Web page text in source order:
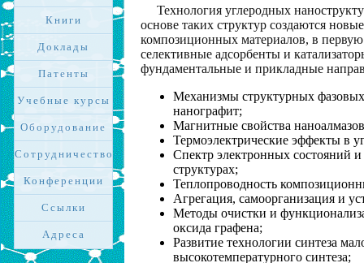
Книги
Доклады
Патенты
Учебные курсы
Оборудование
Сотрудничество
Конференции
Ссылки
Адреса
Технология углеродных
основе таких структур создаются
композиционных материалов, в
селективные адсорбенты и
фундаментальные и прикладные
Механизмы структурных фазовых
нанографит;
Магнитные свойства
Термоэлектрические эффекты в
Спектр электронных состояний
структурах;
Теплопроводность
Агрегация, самоорганизация и
Методы очистки и
оксида графена;
Развитие технологии синтеза
высокотемпературного синтеза;